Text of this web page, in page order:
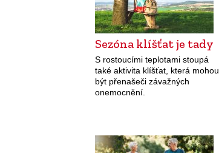
Sezóna klíšťat je tady
S rostoucími teplotami stoupá
také aktivita klíšťat, která mohou
být přenašeči závažných
onemocnění.